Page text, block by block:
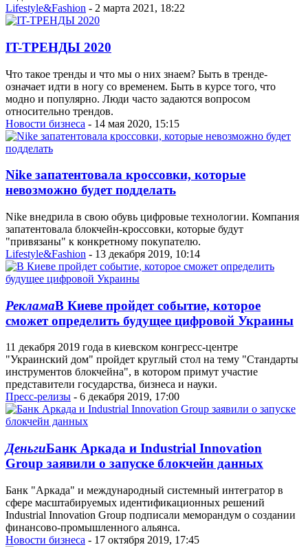
Lifestyle&Fashion - 2 марта 2021, 18:22
IT-ТРЕНДЫ 2020
Что такое тренды и что мы о них знаем? Быть в тренде-
означает идти в ногу со временем. Быть в курсе того, что
модно и популярно. Люди часто задаются вопросом
относительно трендов.
Новости бизнеса - 14 мая 2020, 15:15
Nike запатентовала кроссовки, которые
невозможно будет подделать
Nike внедрила в свою обувь цифровые технологии. Компания
запатентовала блокчейн-кроссовки, которые будут
"привязаны" к конкретному покупателю.
Lifestyle&Fashion - 13 декабря 2019, 10:14
РекламаВ Киеве пройдет событие, которое
сможет определить будущее цифровой Украины
11 декабря 2019 года в киевском конгресс-центре
"Украинский дом" пройдет круглый стол на тему "Стандарты
инструментов блокчейна", в котором примут участие
представители государства, бизнеса и науки.
Пресс-релизы - 6 декабря 2019, 17:00
ДеньгиБанк Аркада и Industrial Innovation
Group заявили о запуске блокчейн данных
Банк "Аркада" и международный системный интегратор в
сфере масштабируемых идентификационных решений
Industrial Innovation Group подписали меморандум о создании
финансово-промышленного альянса.
Новости бизнеса - 17 октября 2019, 17:45